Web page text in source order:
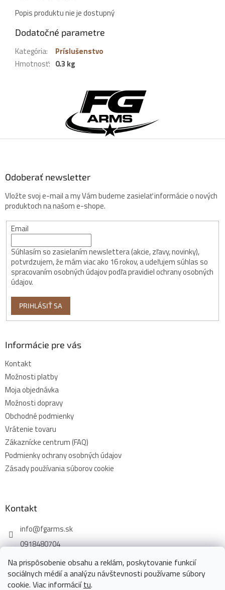
Na prispôsobenie obsahu a reklám, poskytovanie funkcií
sociálnych médií a analýzu návštevnosti používame súbory
cookie. Viac informáciítu.
Popis produktu nie je dostupný
Dodatočné parametre
Kategória:
Príslušenstvo
Hmotnosť: 0.3 kg
t
Odoberať newsletter
Vložte svoj e-mail a my Vám budeme zasielať informácie o nových
produktoch na našom e-shope.
Email
Súhlasím so zasielaním newslettera (akcie, zľavy, novinky),
potvrdzujem, že mám viac ako 16 rokov, a udeľujem súhlas so
spracovaním osobných údajov podľa pravidiel ochrany osobných
údajov.
PRIHLÁSIŤ SA
Informácie pre vás
Kontakt
Možnosti platby
Moja objednávka
Možnosti dopravy
Obchodné podmienky
Vrátenie tovaru
Zákaznícke centrum (FAQ)
Podmienky ochrany osobných údajov
Zásady používania súborov cookie
Kontakt
info@fgarms.sk
0918480704